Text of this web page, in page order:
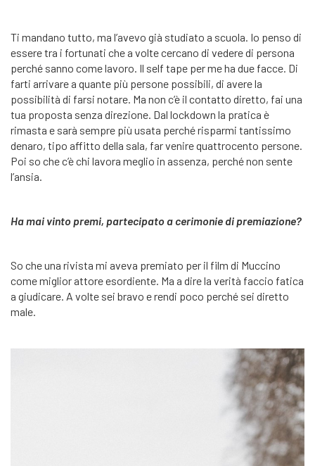
Ti mandano tutto, ma l’avevo già studiato a scuola. Io penso di
essere tra i fortunati che a volte cercano di vedere di persona
perché sanno come lavoro. Il self tape per me ha due facce. Di
farti arrivare a quante più persone possibili, di avere la
possibilità di farsi notare. Ma non c’è il contatto diretto, fai una
tua proposta senza direzione. Dal lockdown la pratica è
rimasta e sarà sempre più usata perché risparmi tantissimo
denaro, tipo affitto della sala, far venire quattrocento persone.
Poi so che c’è chi lavora meglio in assenza, perché non sente
l’ansia.
Ha mai vinto premi, partecipato a cerimonie di premiazione?
So che una rivista mi aveva premiato per il film di Muccino
come miglior attore esordiente. Ma a dire la verità faccio fatica
a giudicare. A volte sei bravo e rendi poco perché sei diretto
male.